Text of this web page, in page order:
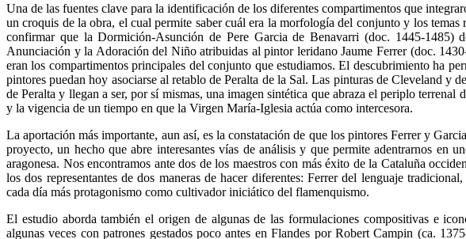
Una de las fuentes clave para la identificación de los diferentes compartimentos que
un croquis de la obra, el cual permite saber cuál era la morfología del conjunto y los temas
confirmar que la Dormición-Asunción de Pere Garcia de Benavarri (doc. 1445-
Anunciación y la Adoración del Niño atribuidas al pintor leridano Jaume Ferrer (doc.
eran los compartimentos principales del conjunto que estudiamos. El descubrimiento ha
pintores puedan hoy asociarse al retablo de Peralta de la Sal. Las pinturas de Cleveland
de Peralta y llegan a ser, por sí mismas, una imagen sintética que abraza el periplo
y la vigencia de un tiempo en que la Virgen María-Iglesia actúa como intercesora.
La aportación más importante, aun así, es la constatación de que los pintores Ferrer y
proyecto, un hecho que abre interesantes vías de análisis y que permite adentrarnos en
aragonesa. Nos encontramos ante dos de los maestros con más éxito de la Cataluña
los dos representantes de dos maneras de hacer diferentes: Ferrer del lenguaje
cada día más protagonismo como cultivador iniciático del flamenquismo.
El estudio aborda también el origen de algunas de las formulaciones compositivas e
algunas veces con patrones gestados poco antes en Flandes por Robert Campin (ca.